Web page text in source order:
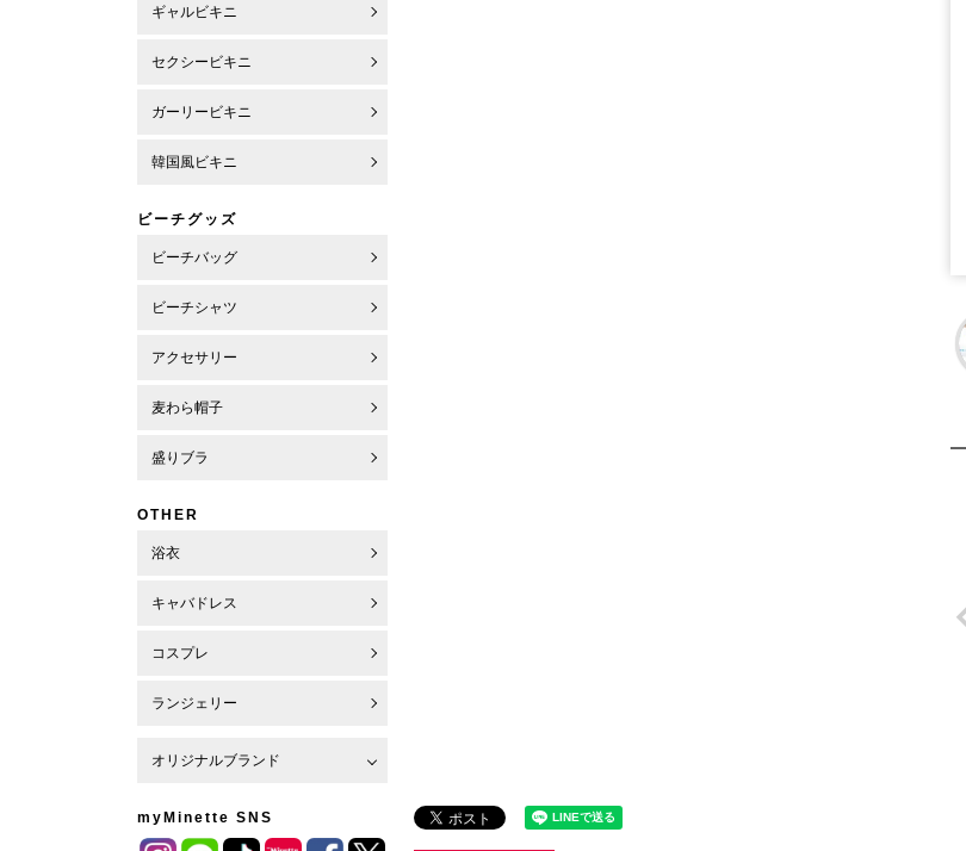
ギャルビキニ
セクシービキニ
ガーリービキニ
韓国風ビキニ
ビーチグッズ
ビーチバッグ
ビーチシャツ
アクセサリー
麦わら帽子
盛りブラ
OTHER
浴衣
キャバドレス
コスプレ
ランジェリー
オリジナルブランド
myMinette SNS